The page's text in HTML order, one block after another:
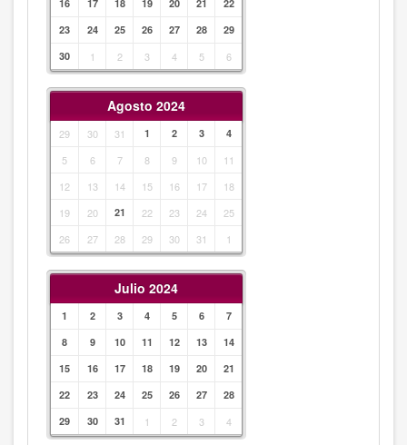
16
17 18 19 20 21
22
23
24 25 26 27 28
29
30
1 2 3 4 5 6
Agosto 2024
29 30 31 1 2 3 4
5 6 7 8 9 10
11
12
13 14 15 16 17
18
19
20 21 22 23 24
25
26
27 28 29 30 31 1
Julio 2024
1 2 3 4 5 6
7
8
9 10 11 12 13
14
15
16 17 18 19 20
21
22
23 24 25 26 27
28
29
30 31 1 2 3 4